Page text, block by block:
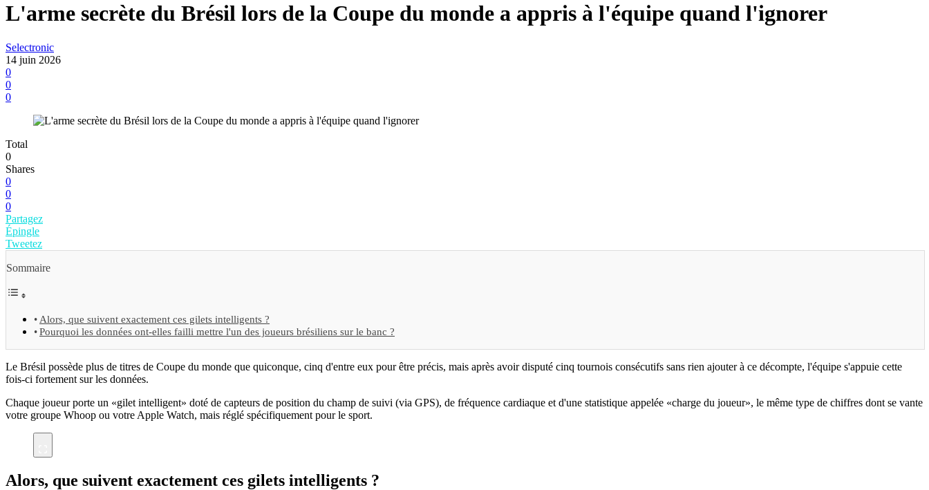
L'arme secrète du Brésil lors de la Coupe du monde a appris à l'équipe quand l'ignorer
Selectronic
14 juin 2026
0
0
0
Total
0
Shares
0
0
0
Partagez
Épingle
Tweetez
Sommaire
Alors, que suivent exactement ces gilets intelligents ?
Pourquoi les données ont-elles failli mettre l'un des joueurs brésiliens sur le banc ?
Le Brésil possède plus de titres de Coupe du monde que quiconque, cinq d'entre eux pour être précis, mais après avoir disputé cinq tournois consécutifs sans rien ajouter à ce décompte, l'équipe s'appuie cette
fois-ci fortement sur les données.
Chaque joueur porte un «gilet intelligent» doté de capteurs de position du champ de suivi (via GPS), de fréquence cardiaque et d'une statistique appelée «charge du joueur», le même type de chiffres dont se vante
votre groupe Whoop ou votre Apple Watch, mais réglé spécifiquement pour le sport.
Alors, que suivent exactement ces gilets intelligents ?